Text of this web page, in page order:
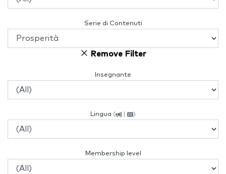
Serie di Contenuti
Remove Filter
Insegnante
Lingua ( )
Membership level